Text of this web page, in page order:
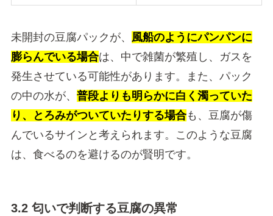
未開封の豆腐パックが、
風船のようにパンパンに
膨らんでいる場合は、中で雑菌が繁殖し、ガスを
発生させている可能性があります。また、パック
の中の水が、 普段よりも明らかに白く濁っていた
り、とろみがついていたりする場合も、豆腐が傷
んでいるサインと考えられます。このような豆腐
は、食べるのを避けるのが賢明です。
3.2 匂いで判断する豆腐の異常